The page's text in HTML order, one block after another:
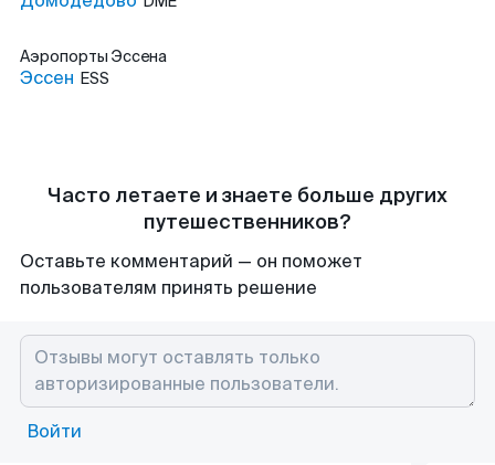
Аэропорты Эссена
Эссен ESS
Часто летаете и знаете больше других
путешественников?
Оставьте комментарий — он поможет
пользователям принять решение
Войти